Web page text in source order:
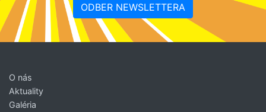
ODBER NEWSLETTERA
O nás
Aktuality
Galéria